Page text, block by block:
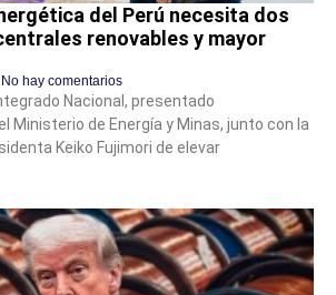
del Perú necesita dos
renovables y mayor
hay comentarios
Nacional, presentado
Ministerio de Energía y Minas, junto con la
Keiko Fujimori de elevar